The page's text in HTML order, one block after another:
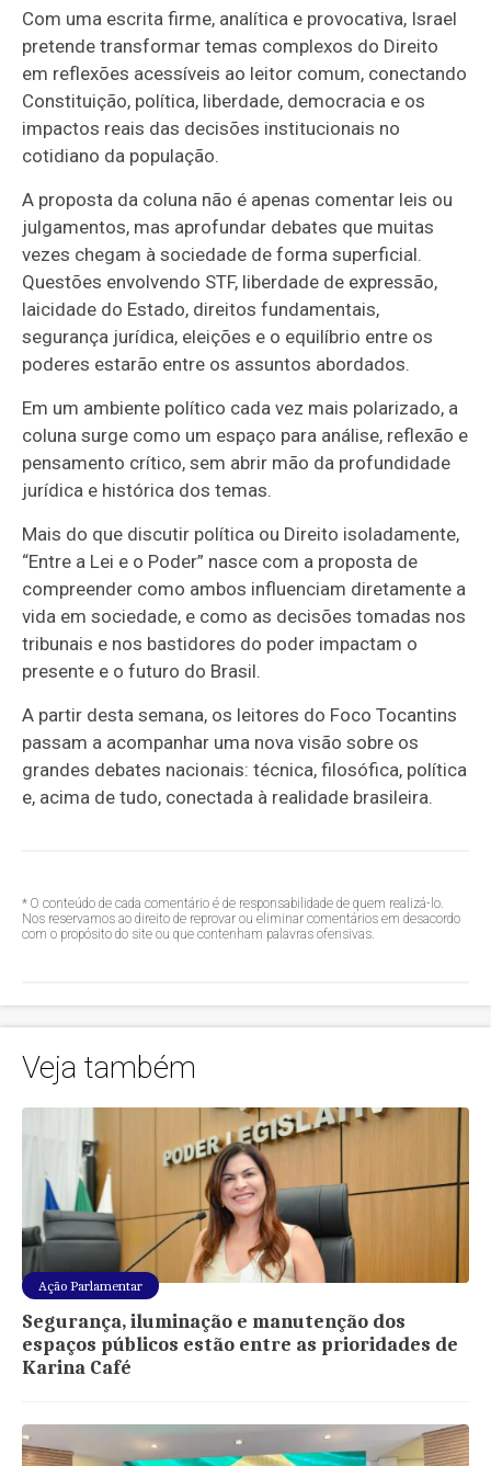
Com uma escrita firme, analítica e provocativa, Israel
pretende transformar temas complexos do Direito
em reflexões acessíveis ao leitor comum, conectando
Constituição, política, liberdade, democracia e os
impactos reais das decisões institucionais no
cotidiano da população.
A proposta da coluna não é apenas comentar leis ou
julgamentos, mas aprofundar debates que muitas
vezes chegam à sociedade de forma superficial.
Questões envolvendo STF, liberdade de expressão,
laicidade do Estado, direitos fundamentais,
segurança jurídica, eleições e o equilíbrio entre os
poderes estarão entre os assuntos abordados.
Em um ambiente político cada vez mais polarizado, a
coluna surge como um espaço para análise, reflexão e
pensamento crítico, sem abrir mão da profundidade
jurídica e histórica dos temas.
Mais do que discutir política ou Direito isoladamente,
“Entre a Lei e o Poder” nasce com a proposta de
compreender como ambos influenciam diretamente a
vida em sociedade, e como as decisões tomadas nos
tribunais e nos bastidores do poder impactam o
presente e o futuro do Brasil.
A partir desta semana, os leitores do Foco Tocantins
passam a acompanhar uma nova visão sobre os
grandes debates nacionais: técnica, filosófica, política
e, acima de tudo, conectada à realidade brasileira.
* O conteúdo de cada comentário é de responsabilidade de quem realizá-lo.
Nos reservamos ao direito de reprovar ou eliminar comentários em desacordo
com o propósito do site ou que contenham palavras ofensivas.
Veja também
Ação Parlamentar
Segurança, iluminação e manutenção dos
espaços públicos estão entre as prioridades de
Karina Café